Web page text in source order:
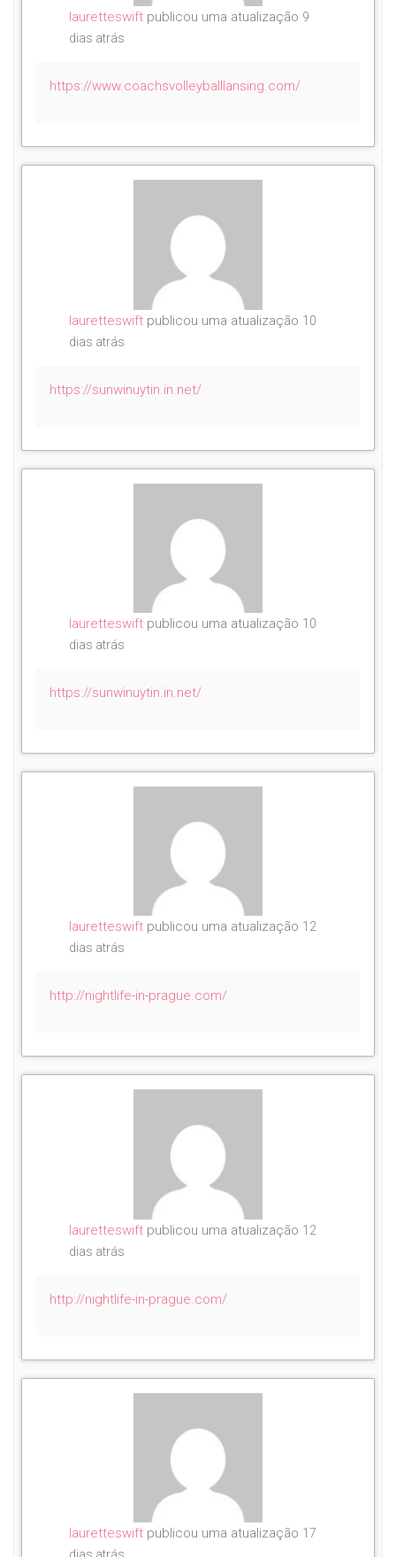
lauretteswiftpublicou uma atualização 9
dias atrás
https://www.coachsvolleyballlansing.com/
lauretteswiftpublicou uma atualização 10
dias atrás
https://sunwinuytin.in.net/
lauretteswiftpublicou uma atualização 10
dias atrás
https://sunwinuytin.in.net/
lauretteswiftpublicou uma atualização 12
dias atrás
http://nightlife-in-prague.com/
lauretteswiftpublicou uma atualização 12
dias atrás
http://nightlife-in-prague.com/
lauretteswiftpublicou uma atualização 17